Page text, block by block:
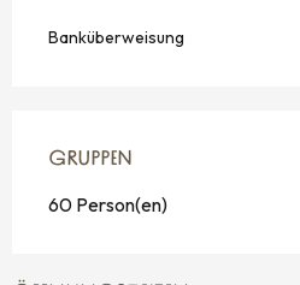
Banküberweisung
GRUPPEN
GRUPPEN
60 Person(en)